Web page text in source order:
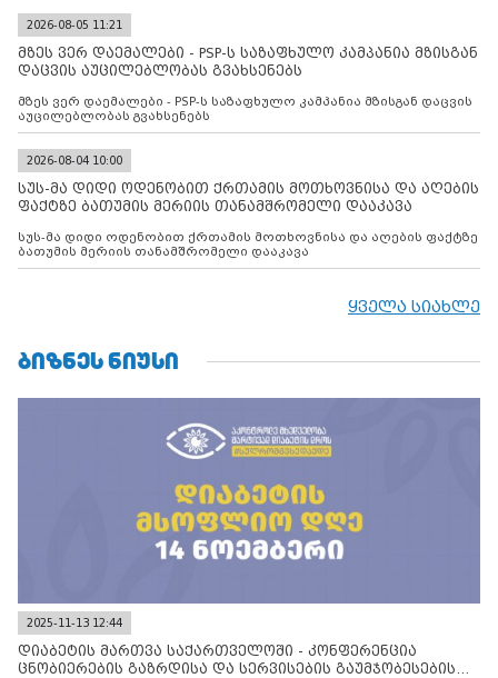
2026-08-05 11:21
მზეს ვერ დაემალები - PSP-ს საზაფხულო კამპანია მზისგან
დაცვის აუცილებლობას გვახსენებს
მზეს ვერ დაემალები - PSP-ს საზაფხულო კამპანია მზისგან დაცვის
აუცილებლობას გვახსენებს
2026-08-04 10:00
სუს-მა დიდი ოდენობით ქრთამის მოთხოვნისა და აღების
ფაქტზე ბათუმის მერიის თანამშრომელი დააკავა
სუს-მა დიდი ოდენობით ქრთამის მოთხოვნისა და აღების ფაქტზე
ბათუმის მერიის თანამშრომელი დააკავა
ყველა სიახლე
ᲑᲘᲖᲜᲔᲡ ᲜᲘᲣᲡᲘ
2025-11-13 12:44
დიაბეტის მართვა საქართველოში - კონფერენცია
ცნობიერების გაზრდისა და სერვისების გაუმჯობესების